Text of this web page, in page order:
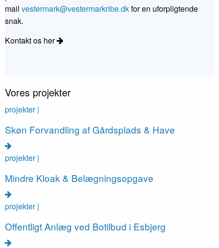
mail vestermark@vestermarkribe.dkfor en uforpligtende
snak.
Kontakt os her
Vores projekter
projekter |
Skøn Forvandling af Gårdsplads & Have
projekter |
Mindre Kloak & Belægningsopgave
projekter |
Offentligt Anlæg ved Botilbud i Esbjerg